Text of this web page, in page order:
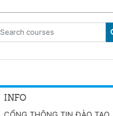
Search courses
INFO